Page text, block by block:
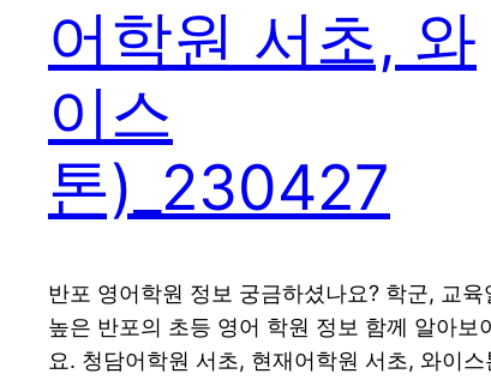
어학원 서초, 와
이스
톤)_230427
반포 영어학원 정보 궁금하셨나요? 학군, 교육
높은 반포의 초등 영어 학원 정보 함께 알아보
요. 청담어학원 서초, 현재어학원 서초, 와이스